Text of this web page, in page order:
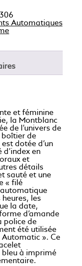
Automatiques
et féminine
la Montblanc
de l’univers de
boîtier de
dotée d’un
en
et
détails
sauté et une
« filé
automatique
heures, les
la date,
d’amande
police de
été utilisée
». Ce
bleu à imprimé